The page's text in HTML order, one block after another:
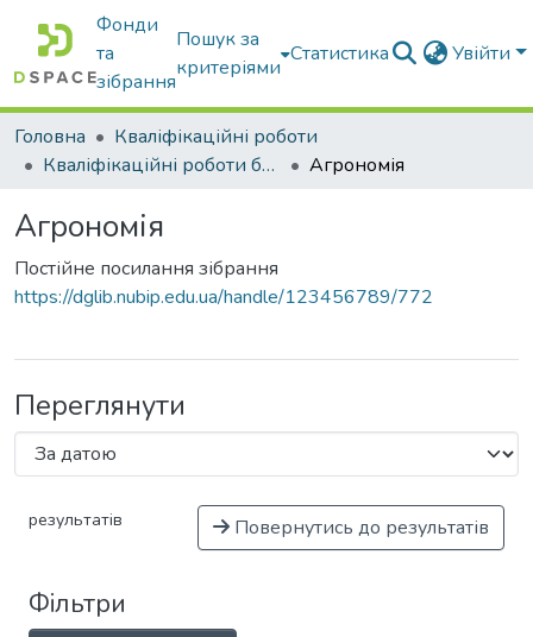
Фонди
та
зібрання
Пошук за
критеріями
Статистика Увійти
Головна
Кваліфікаційні роботи
Кваліфікаційні роботи бакалаврів
Агрономія
Агрономія
Постійне посилання зібрання
https://dglib.nubip.edu.ua/handle/123456789/772
Переглянути
результатів Повернутись до результатів
Фільтри